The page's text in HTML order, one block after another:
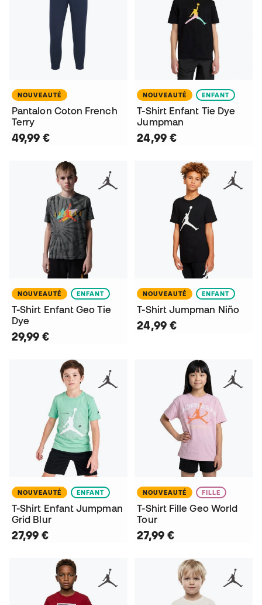
NOUVEAUTÉ
Pantalon Coton French
Terry
49,99 €
NOUVEAUTÉ ENFANT
T-Shirt Enfant Tie Dye
Jumpman
24,99 €
NOUVEAUTÉ ENFANT
T-Shirt Enfant Geo Tie
Dye
29,99 €
NOUVEAUTÉ ENFANT
T-Shirt Jumpman Niño
24,99 €
NOUVEAUTÉ ENFANT
T-Shirt Enfant Jumpman
Grid Blur
27,99 €
NOUVEAUTÉ FILLE
T-Shirt Fille Geo World
Tour
27,99 €